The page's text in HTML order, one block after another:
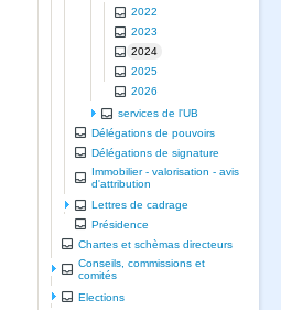
2022
2023
2024
2025
2026
services de l'UB
Délégations de pouvoirs
Délégations de signature
Immobilier - valorisation - avis
d'attribution
Lettres de cadrage
Présidence
Chartes et schèmas directeurs
Conseils, commissions et
comités
Elections